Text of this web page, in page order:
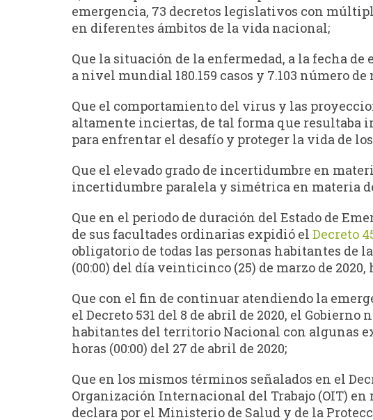
emergencia, 73 decretos legislativos con
en diferentes ámbitos de la vida nacional;
Que la situación de la enfermedad, a la fecha
a nivel mundial 180.159 casos y 7.103 número
Que el comportamiento del virus y las
altamente inciertas, de tal forma que resultaba
para enfrentar el desafío y proteger la vida de
Que el elevado grado de incertidumbre en
incertidumbre paralela y simétrica en materia
Que en el periodo de duración del Estado de
de sus facultades ordinarias expidió elDecreto
obligatorio de todas las personas habitantes de
(00:00) del día veinticinco (25) de marzo de 2020,
Que con el fin de continuar atendiendo la
el Decreto 531 del 8 de abril de 2020, el
habitantes del territorio Nacional con algunas
horas (00:00) del 27 de abril de 2020;
Que en los mismos términos señalados en el
Organización Internacional del Trabajo (OIT)
declara por el Ministerio de Salud y de la